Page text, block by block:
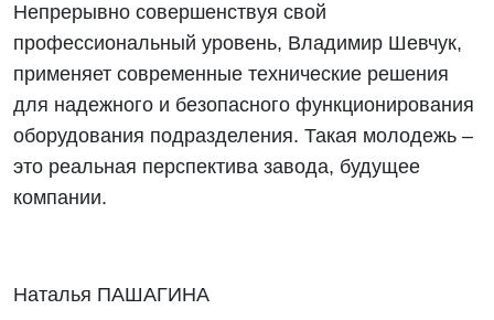
Непрерывно совершенствуя свой
профессиональный уровень, Владимир Шевчук,
применяет современные технические решения
для надежного и безопасного функционирования
оборудования подразделения. Такая молодежь –
это реальная перспектива завода, будущее
компании.
Наталья ПАШАГИНА